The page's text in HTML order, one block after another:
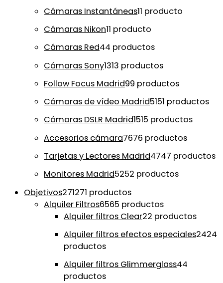
Cámaras Instantáneas11 producto
Cámaras Nikon11 producto
Cámaras Red44 productos
Cámaras Sony1313 productos
Follow Focus Madrid99 productos
Cámaras de vídeo Madrid5151 productos
Cámaras DSLR Madrid1515 productos
Accesorios cámara7676 productos
Tarjetas y Lectores Madrid4747 productos
Monitores Madrid5252 productos
Objetivos271271 productos
Alquiler Filtros6565 productos
Alquiler filtros Clear22 productos
Alquiler filtros efectos especiales2424
productos
Alquiler filtros Glimmerglass44
productos